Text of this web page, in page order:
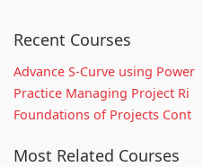
Recent Courses
Advance S-Curve using Power
Practice Managing Project Ri
Foundations of Projects Cont
Most Related Courses